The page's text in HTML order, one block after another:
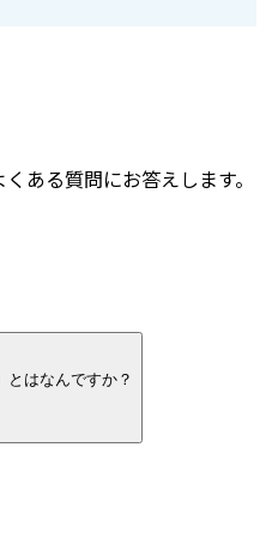
ある質問にお答えします。
とはなんですか？